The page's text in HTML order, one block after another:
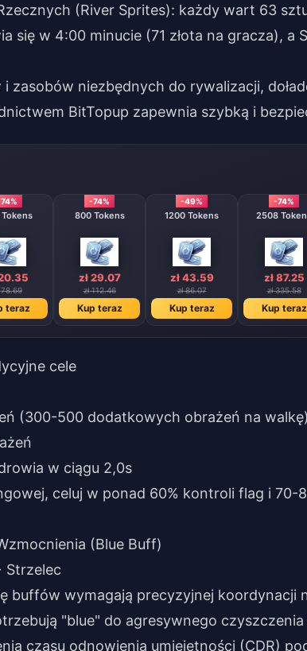
(River Sprites): każdy wart 63
się w 4:00 minucie (71 złota na gracza), a
zasobów niezbędnych do rywalizacji,
BitTopup zapewnia szybką i
560 Tokens
78.69
teraz
-74%
800 Tokens
zł 29.07
zł 112.46
Kup teraz
-49%
1200 Tokens
zł 43.59
zł 86.07
Kup teraz
-74%
2508
zł 87.25
zł 335.58
Kup teraz
cele
(300-500 dodatkowych obrażeń na walkę)
w ciągu 2,0s
celuj w ponad 60% kontroli flag i 70-
(Blue Buff)
Strzelec
buffów wymagają precyzyjnej koordynacji
"blue" do agresywnego
czasu odnowienia umiejętności (CDR)